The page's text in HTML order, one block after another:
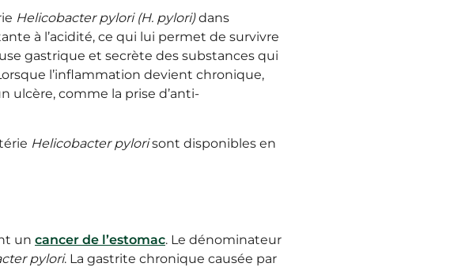
Helicobacter pylori (H. pylori)dans
à l’acidité, ce qui lui permet de survivre
gastrique et secrète des substances qui
l’inflammation devient chronique,
ulcère, comme la prise d’anti-
Helicobacter pylorisont disponibles en
un cancer de l’estomac. Le dénominateur
pylori. La gastrite chronique causée par